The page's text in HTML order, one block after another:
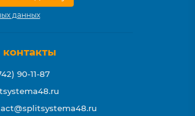
данных
90-11-87